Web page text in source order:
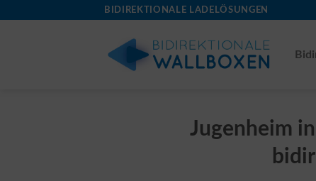
BIDIREKTIONALE LADELÖSUNGEN
Jugenheim